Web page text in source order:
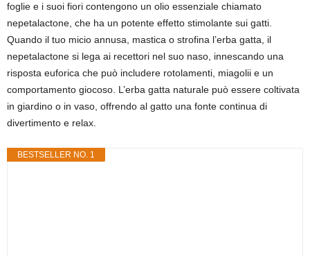
foglie e i suoi fiori contengono un olio essenziale chiamato
nepetalactone, che ha un potente effetto stimolante sui gatti.
Quando il tuo micio annusa, mastica o strofina l’erba gatta, il
nepetalactone si lega ai recettori nel suo naso, innescando una
risposta euforica che può includere rotolamenti, miagolii e un
comportamento giocoso. L’erba gatta naturale può essere coltivata
in giardino o in vaso, offrendo al gatto una fonte continua di
divertimento e relax.
BESTSELLER NO. 1